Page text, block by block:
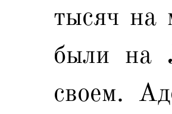
тысяч на
были на
своем.